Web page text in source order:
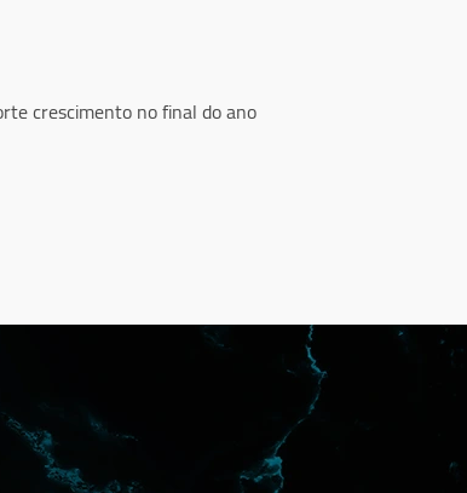
crescimento no final do ano